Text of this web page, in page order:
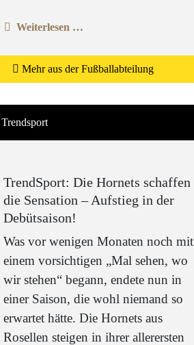
Weiterlesen …
Mehr aus der Fußballabteilung
Trendsport
TrendSport: Die Hornets schaffen
die Sensation – Aufstieg in der
Debütsaison!
Was vor wenigen Monaten noch mit
einem vorsichtigen „Mal sehen, wo
wir stehen“ begann, endete nun in
einer Saison, die wohl niemand so
erwartet hätte. Die Hornets aus
Rosellen steigen in ihrer allerersten